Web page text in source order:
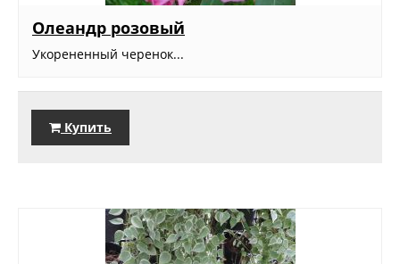
Олеандр розовый
Укорененный черенок...
Купить